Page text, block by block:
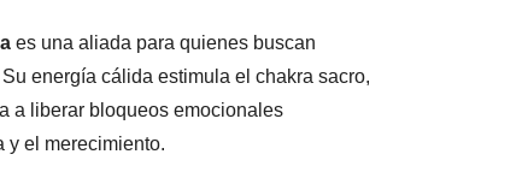
es una aliada para quienes buscan
energía cálida estimula el chakra sacro,
a liberar bloqueos emocionales
y el merecimiento.